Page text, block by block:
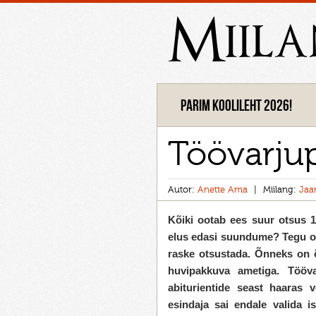
Parim koolileht 2026!
Autor: Anette Ama Miilang:
Kõiki ootab ees suur otsus
elus edasi suundume? Tegu
raske otsustada. Õnneks
huvipakkuva ametiga.
abiturientide seast haaras
esindaja sai endale valida